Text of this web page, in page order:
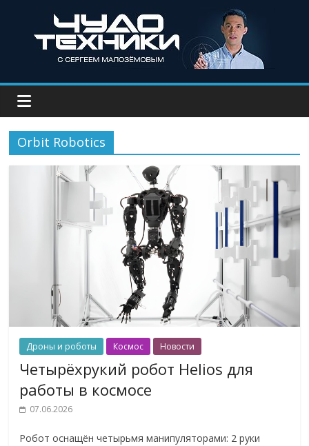
Orbit Robotics
Дроны и роботы Космос Новости
Четырёхрукий робот Helios для
работы в космосе
07.06.2026
Робот оснащён четырьмя манипуляторами: 2 руки